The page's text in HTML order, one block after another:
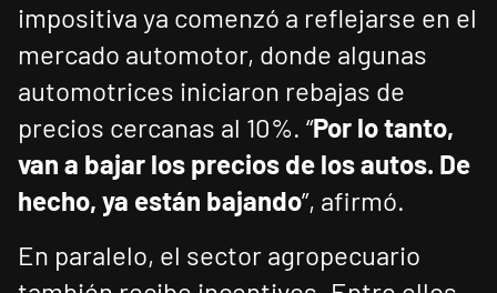
impositiva ya comenzó a reflejarse en el
mercado automotor, donde algunas
automotrices iniciaron rebajas de
precios cercanas al 10%. “Por lo tanto,
van a bajar los precios de los autos. De
hecho, ya están bajando”, afirmó.
En paralelo, el sector agropecuario